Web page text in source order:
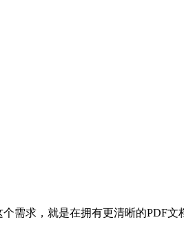
需求，就是在拥有更清晰的PDF文